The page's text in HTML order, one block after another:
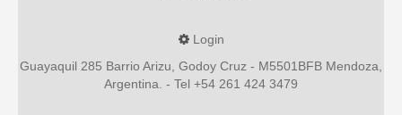
Login
Guayaquil 285 Barrio Arizu, Godoy Cruz - M5501BFB Mendoza,
Argentina. - Tel +54 261 424 3479